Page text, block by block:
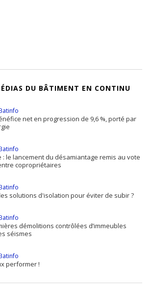
DU BÂTIMENT EN CONTINU
net en progression de 9,6 %, porté par
le lancement du désamiantage remis au vote
copropriétaires
solutions d'isolation pour éviter de subir ?
démolitions contrôlées d’immeubles
séismes
performer !